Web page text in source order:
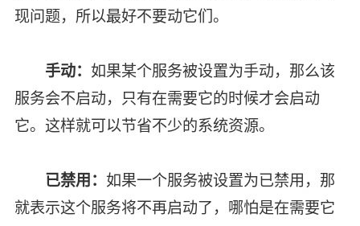
现问题，所以最好不要动它们。
手动： 如果某个服务被设置为手动，那么该
服务会不启动，只有在需要它的时候才会启动
它。这样就可以节省不少的系统资源。
已禁用： 如果一个服务被设置为已禁用，那
就表示这个服务将不再启动了，哪怕是在需要它